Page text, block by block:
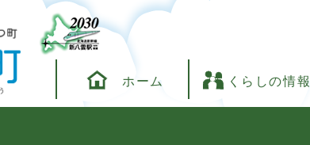
ホーム くらしの情報